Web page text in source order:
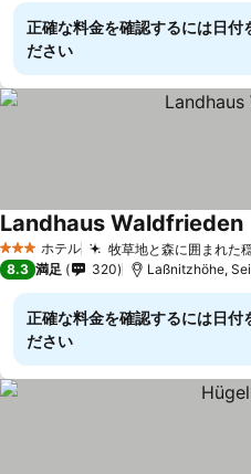
正確な料金を確認するには日付
ださい
3 ホテルのランク
ホテル 牧草地と森に囲まれた
Landhaus Waldfrieden
8.3 満足 320 Laßnitzhöhe,
正確な料金を確認するには日付
ださい